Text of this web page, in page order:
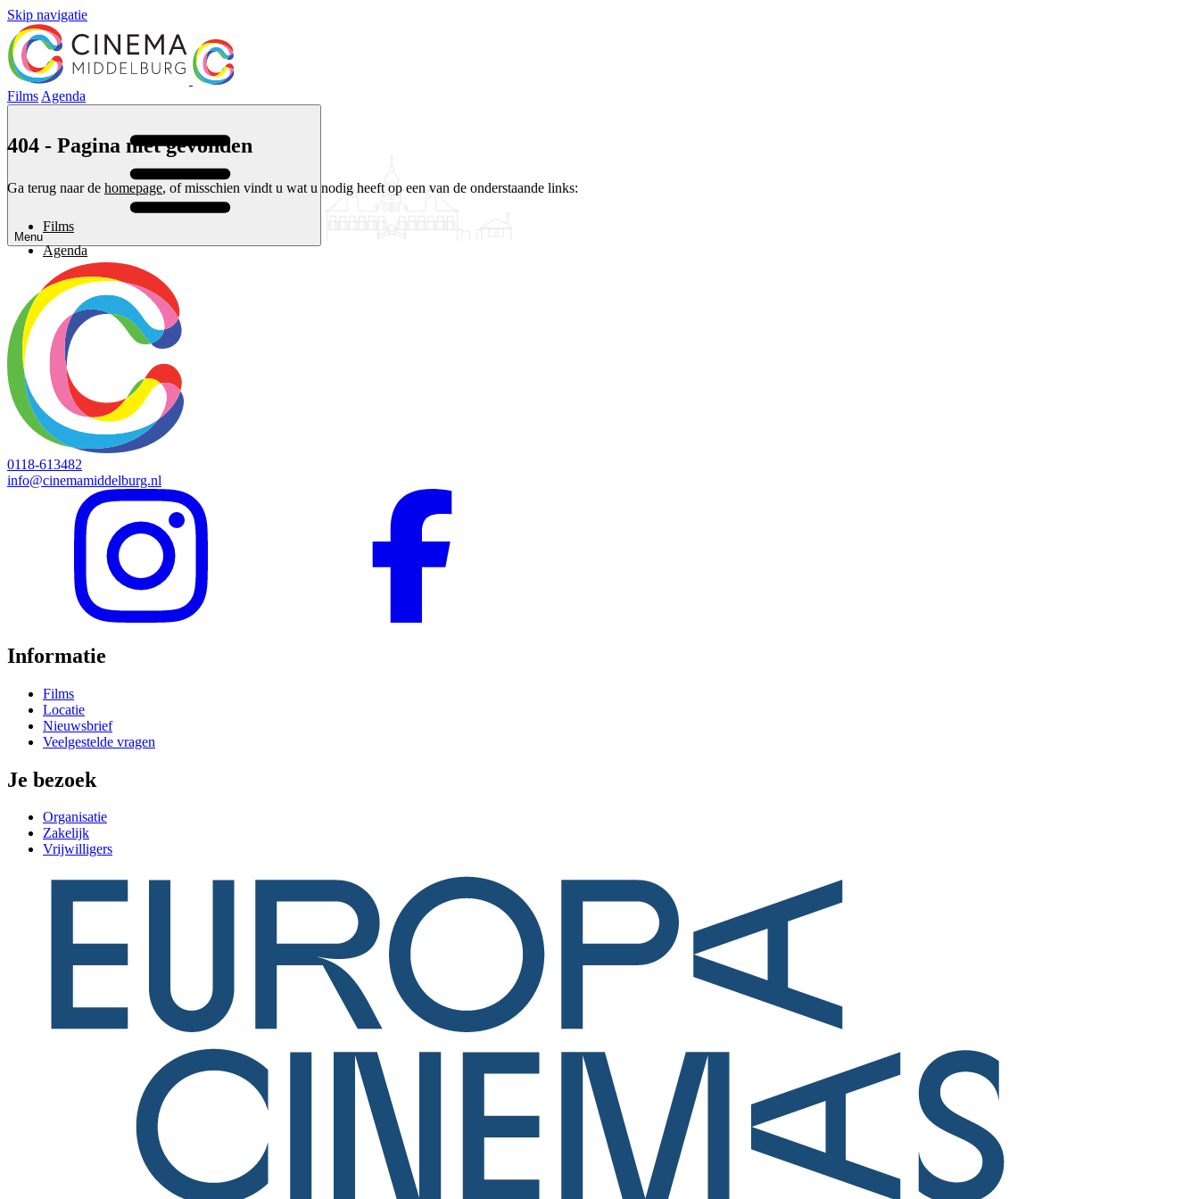
Skip navigatie
Films Agenda
Menu
404 - Pagina niet gevonden
Ga terug naar de homepage, of misschien vindt u wat u nodig heeft op een van de onderstaande links:
Films
Agenda
0118-613482
info@cinemamiddelburg.nl
Informatie
Films
Locatie
Nieuwsbrief
Veelgestelde vragen
Je bezoek
Organisatie
Zakelijk
Vrijwilligers